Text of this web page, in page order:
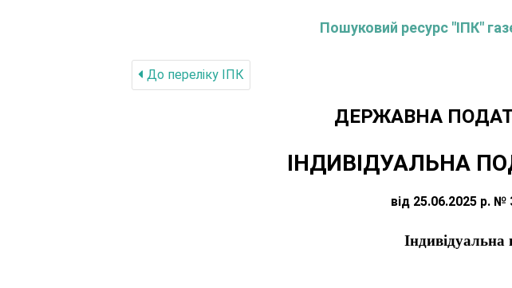
Пошуковий ресурс "ІПК"
До переліку IПК
ДЕРЖАВНА
ІНДИВІДУАЛЬНА
від 25.06.2025 р. №
Індивідуальна